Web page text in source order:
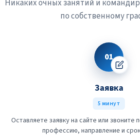
Никаких очных занятий и
по собственному
01
Заявка
5 минут
Оставляете заявку на сайте или звоните
профессию, направление и